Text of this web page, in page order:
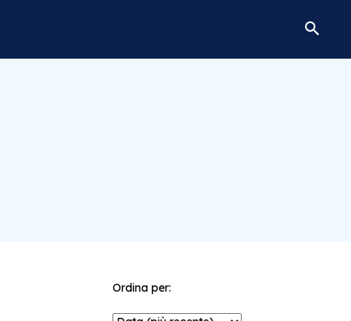
Ordina per: